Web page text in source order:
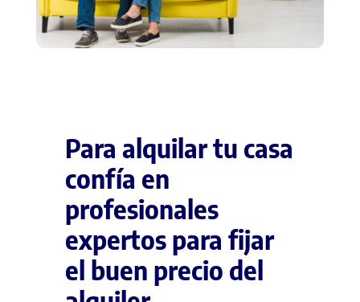
Para alquilar tu casa
confía en
profesionales
expertos para fijar
el buen precio del